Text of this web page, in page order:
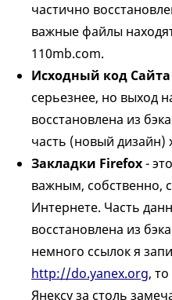
частично
важные файлы
110mb.com.
Исходный код
серьезнее, но выход
восстановлена из
часть (новый дизайн)
Закладки Firefox-
важным, собственно,
Интернете. Часть
восстановлена из
немного ссылок я
http://do.yanex.org,
Янексу за столь